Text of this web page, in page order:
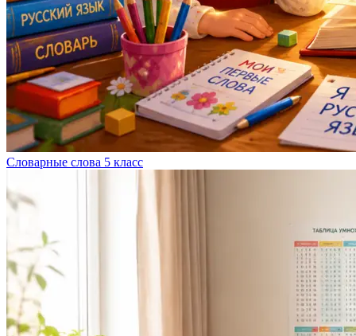
Словарные слова 5 класс